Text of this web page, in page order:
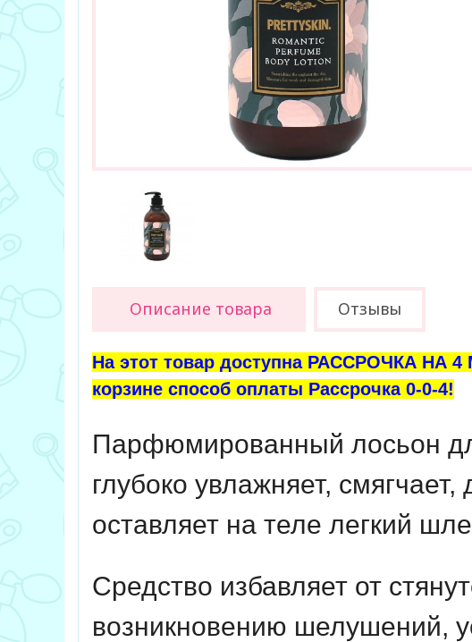
Описание товара Отзывы
На этот товар доступна РАССРОЧКА НА
корзине способ оплаты Рассрочка 0-0-4!
Парфюмированный лосьон
глубоко увлажняет,
оставляет на теле легкий
Средство избавляет от
возникновению шелушений,